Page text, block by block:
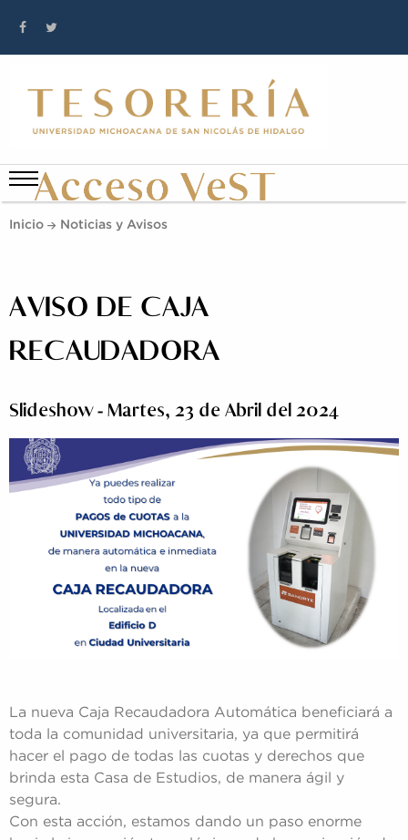
Inicio Noticias y Avisos
AVISO DE CAJA
RECAUDADORA
Slideshow - Martes, 23 de Abril del 2024
La nueva Caja Recaudadora Automática beneficiará a
toda la comunidad universitaria, ya que permitirá
hacer el pago de todas las cuotas y derechos que
brinda esta Casa de Estudios, de manera ágil y
segura.
Con esta acción, estamos dando un paso enorme